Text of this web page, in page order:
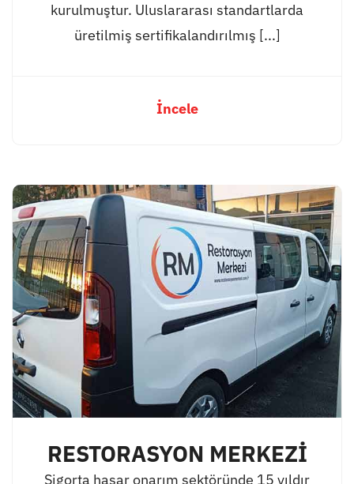
kurulmuştur. Uluslararası standartlarda
üretilmiş sertifikalandırılmış [...]
İncele
RESTORASYON MERKEZİ
Sigorta hasar onarım sektöründe 15 yıldır